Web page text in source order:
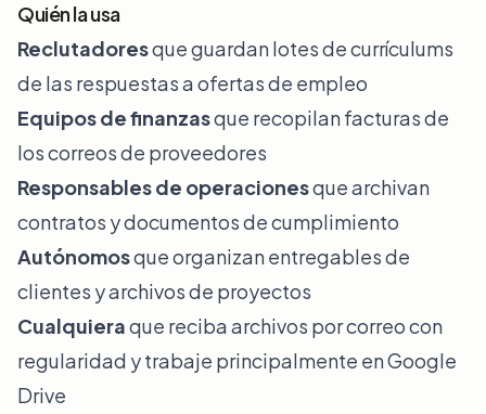
Quién la usa
Reclutadoresque guardan lotes de currículums
de las respuestas a ofertas de empleo
Equipos de finanzasque recopilan facturas de
los correos de proveedores
Responsables de operacionesque archivan
contratos y documentos de cumplimiento
Autónomosque organizan entregables de
clientes y archivos de proyectos
Cualquieraque reciba archivos por correo con
regularidad y trabaje principalmente en Google
Drive